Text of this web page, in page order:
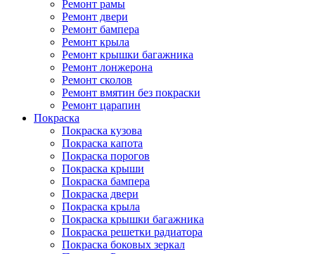
Ремонт рамы
Ремонт двери
Ремонт бампера
Ремонт крыла
Ремонт крышки багажника
Ремонт лонжерона
Ремонт сколов
Ремонт вмятин без покраски
Ремонт царапин
Покраска
Покраска кузова
Покраска капота
Покраска порогов
Покраска крыши
Покраска бампера
Покраска двери
Покраска крыла
Покраска крышки багажника
Покраска решетки радиатора
Покраска боковых зеркал